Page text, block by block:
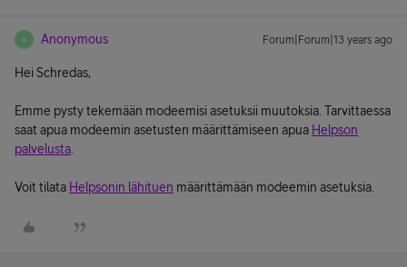
A Anonymous Forum|Forum|13 years ago
Hei Schredas,
Emme pysty tekemään modeemisi asetuksii muutoksia. Tarvittaessa
saat apua modeemin asetusten määrittämiseen apua Helpson
palvelusta
Voit tilata Helpsonin lähituen määrittämään modeemin asetuksia.